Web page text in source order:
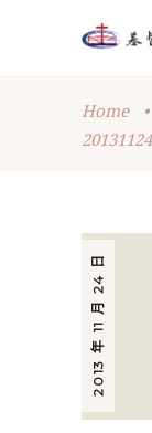
Home •
2013 年 11 月 24 日